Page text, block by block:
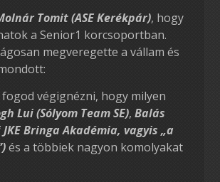
Tomit (ASE Kerékpár), hogy
a Senior1 korcsoportban.
megveregette a vállam és
fogod végignézni, hogy milyen
Lui (Sólyom Team SE), Balás
Bringa Akadémia, vagyis „a
és a többiek nagyon komolyakat